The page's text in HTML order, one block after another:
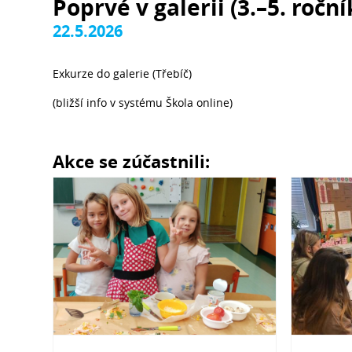
Poprvé v galerii (3.–5.
22.5.2026
Exkurze do galerie (Třebíč)
(bližší info v systému Škola online)
Akce se zúčastnili: